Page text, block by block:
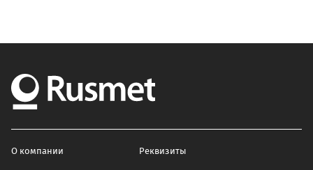
О компании Реквизиты